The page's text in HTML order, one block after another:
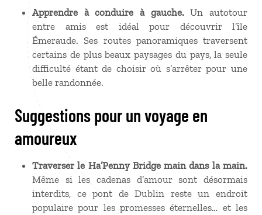
Apprendre à conduire à gauche.Un autotour
entre amis est idéal pour découvrir l’île
Émeraude. Ses routes panoramiques traversent
certains de plus beaux paysages du pays, la seule
difficulté étant de choisir où s’arrêter pour une
belle randonnée.
Suggestions pour un voyage en
amoureux
Traverser le Ha’Penny Bridge main dans la main.
Même si les cadenas d’amour sont désormais
interdits, ce pont de Dublin reste un endroit
populaire pour les promesses éternelles… et les